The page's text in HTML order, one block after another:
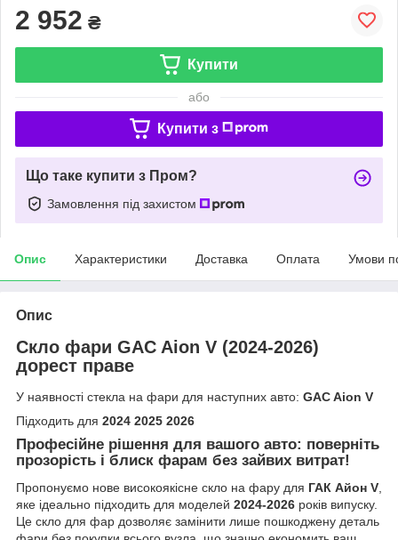
2 952 ₴
Купити
або
Купити з
Що таке купити з Пром?
Замовлення під захистом
Опис Характеристики Доставка Оплата Умови
Опис
Скло фари GAC Aion V (2024-2026)
дорест праве
У наявності стекла на фари для наступних авто: GAC Aion V
Підходить для 2024 2025 2026
Професійне рішення для вашого авто: поверніть
прозорість і блиск фарам без зайвих витрат!
Пропонуємо нове високоякісне скло на фару для ГАК Айон V,
яке ідеально підходить для моделей 2024-2026 років випуску.
Це скло для фар дозволяє замінити лише пошкоджену деталь